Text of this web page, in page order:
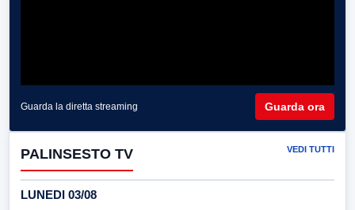
Guarda la diretta streaming Guarda ora
PALINSESTO TV VEDI TUTTI
LUNEDI 03/08